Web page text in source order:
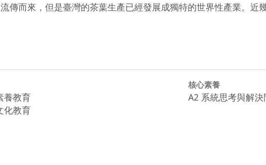
傳而來，但是臺灣的茶葉生產已經發展成獨特的世界性產業。近
養教育
化教育
核心素養
A2 系統思考與解決